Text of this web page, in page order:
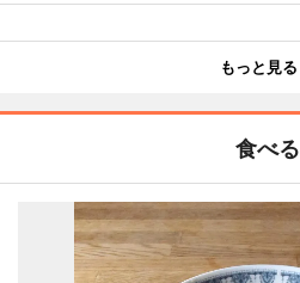
もっと見る
食べる